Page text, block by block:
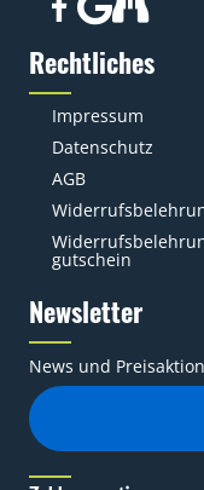
Rechtliches
Impressum
Datenschutz
AGB
gutschein
Newsletter
News und